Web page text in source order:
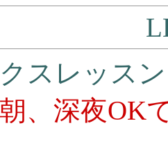
スレッス
、深夜OK